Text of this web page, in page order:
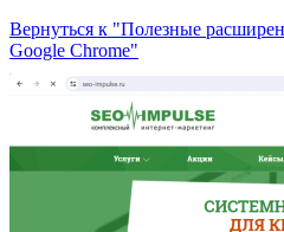
Вернуться к "Полезные
Google Chrome"